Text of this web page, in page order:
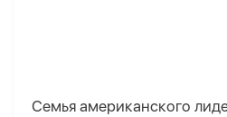
Семья американского